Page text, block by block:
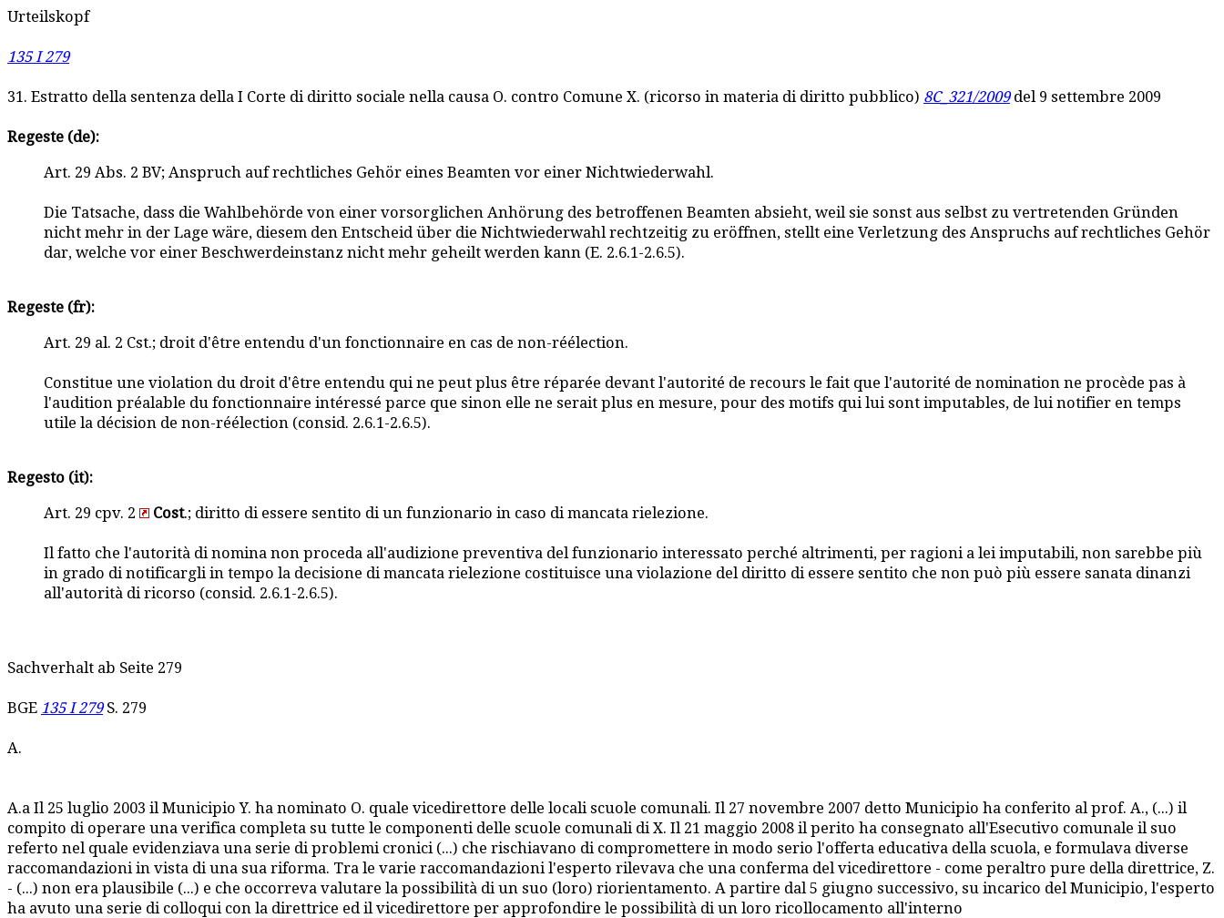
Urteilskopf
135 I 279
31. Estratto della sentenza della I Corte di diritto sociale nella causa O. contro Comune X. (ricorso in materia di diritto pubblico) 8C_321/2009del 9 settembre 2009
Regeste (de):
Art. 29 Abs. 2 BV; Anspruch auf rechtliches Gehör eines Beamten vor einer Nichtwiederwahl.
Die Tatsache, dass die Wahlbehörde von einer vorsorglichen Anhörung des betroffenen Beamten absieht, weil sie sonst aus selbst zu vertretenden Gründen
nicht mehr in der Lage wäre, diesem den Entscheid über die Nichtwiederwahl rechtzeitig zu eröffnen, stellt eine Verletzung des Anspruchs auf rechtliches Gehör
dar, welche vor einer Beschwerdeinstanz nicht mehr geheilt werden kann (E. 2.6.1-2.6.5).
Regeste (fr):
Art. 29 al. 2 Cst.; droit d'être entendu d'un fonctionnaire en cas de non-réélection.
Constitue une violation du droit d'être entendu qui ne peut plus être réparée devant l'autorité de recours le fait que l'autorité de nomination ne procède pas à
l'audition préalable du fonctionnaire intéressé parce que sinon elle ne serait plus en mesure, pour des motifs qui lui sont imputables, de lui notifier en temps
utile la décision de non-réélection (consid. 2.6.1-2.6.5).
Regesto (it):
Art. 29 cpv. 2 Cost.; diritto di essere sentito di un funzionario in caso di mancata rielezione.
Il fatto che l'autorità di nomina non proceda all'audizione preventiva del funzionario interessato perché altrimenti, per ragioni a lei imputabili, non sarebbe più
in grado di notificargli in tempo la decisione di mancata rielezione costituisce una violazione del diritto di essere sentito che non può più essere sanata dinanzi
all'autorità di ricorso (consid. 2.6.1-2.6.5).
Sachverhalt ab Seite 279
BGE 135 I 279S. 279
A.
A.a Il 25 luglio 2003 il Municipio Y. ha nominato O. quale vicedirettore delle locali scuole comunali. Il 27 novembre 2007 detto Municipio ha conferito al prof. A., (...) il
compito di operare una verifica completa su tutte le componenti delle scuole comunali di X. Il 21 maggio 2008 il perito ha consegnato all'Esecutivo comunale il suo
referto nel quale evidenziava una serie di problemi cronici (...) che rischiavano di compromettere in modo serio l'offerta educativa della scuola, e formulava diverse
raccomandazioni in vista di una sua riforma. Tra le varie raccomandazioni l'esperto rilevava che una conferma del vicedirettore - come peraltro pure della direttrice, Z.
- (...) non era plausibile (...) e che occorreva valutare la possibilità di un suo (loro) riorientamento. A partire dal 5 giugno successivo, su incarico del Municipio, l'esperto
ha avuto una serie di colloqui con la direttrice ed il vicedirettore per approfondire le possibilità di un loro ricollocamento all'interno